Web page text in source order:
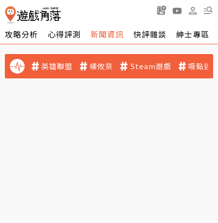
攻略分析 心得評測 新聞資訊 快評雜談 紳士專區
英雄聯盟 橘攸奈 Steam遊戲 吸點迷